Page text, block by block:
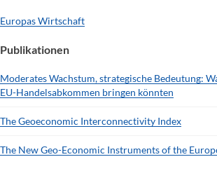
Europas Wirtschaft
Publikationen
Moderates Wachstum, strategische Bedeutung:
EU-Handelsabkommen bringen könnten
The Geoeconomic Interconnectivity Index
The New Geo-Economic Instruments of the